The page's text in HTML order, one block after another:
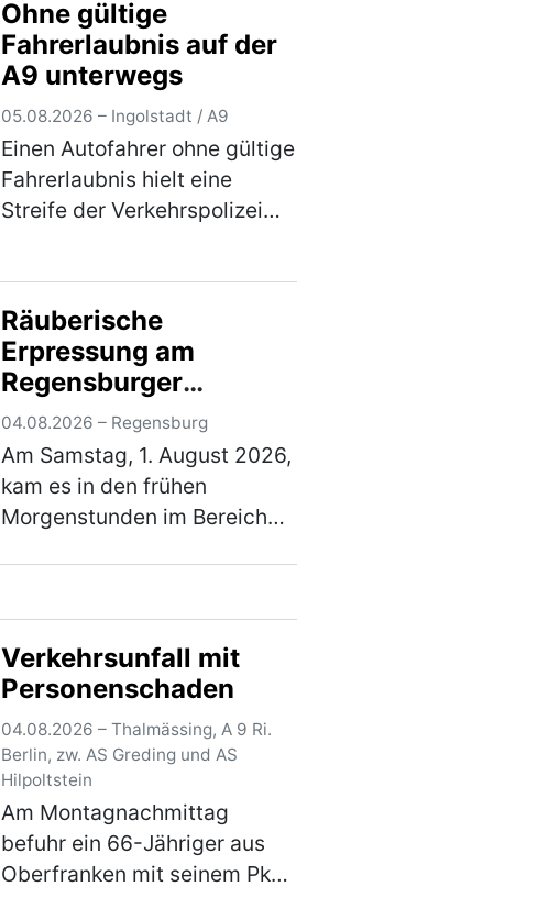
der rechten Sp…
(mehr)
Ohne gültige
Fahrerlaubnis auf der
A9 unterwegs
05.08.2026 – Ingolstadt / A9
Einen Autofahrer ohne gültige
Fahrerlaubnis hielt eine
Streife der Verkehrspolizei
30-jährige in Ingolstadt
wohnhafte Inder war …
(mehr)
Räuberische
Erpressung am
Regensburger
Hauptbahnhof –
Tatverdächtiger in
Untersuchungshaft
04.08.2026 – Regensburg
Am Samstag, 1. August 2026,
kam es in den frühen
Morgenstunden im Bereich
Erpressung zum Nachteil
eines 38-jährigen Mannes.
Ein…(mehr)
Verkehrsunfall mit
Personenschaden
04.08.2026 – Thalmässing, A 9 Ri.
Berlin, zw. AS Greding und AS
Hilpoltstein
Am Montagnachmittag
befuhr ein 66-Jähriger aus
Oberfranken mit seinem Pkw